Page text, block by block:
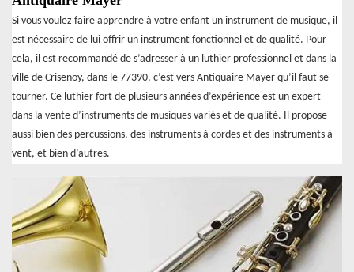
Si vous voulez faire apprendre à votre enfant un instrument de musique, il
est nécessaire de lui offrir un instrument fonctionnel et de qualité. Pour
cela, il est recommandé de s’adresser à un luthier professionnel et dans la
ville de Crisenoy, dans le 77390, c’est vers Antiquaire Mayer qu’il faut se
tourner. Ce luthier fort de plusieurs années d’expérience est un expert
dans la vente d’instruments de musiques variés et de qualité. Il propose
aussi bien des percussions, des instruments à cordes et des instruments à
vent, et bien d’autres.